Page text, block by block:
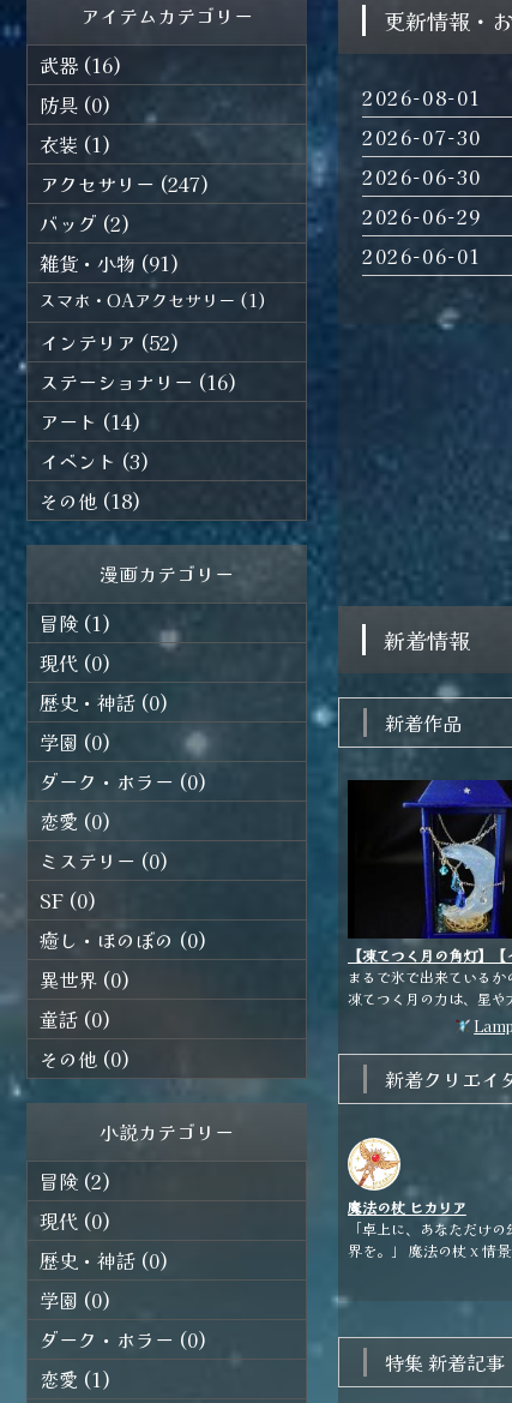
更新情報・
2026-08-01
2026-07-30
2026-06-30
2026-06-29
2026-06-01
新着情報
新着作品
【凍てつく月の角灯】【
リア】
まるで氷で出来ているか
凍てつく月の力は、星や
も凍らせる。 やがては
全て、氷雪で閉ざしてし
ろう... しかし、恐るべき存在で
あるが故に非常に美しく
る。 祭壇の様なランタンに、星
う。 何者かがこの鎖を切
まったら、この世界の終
新着クリエイ
魔法の杖 ヒカリア
「卓上に、あなただけの
界を。」 魔法の杖 x 情景スタン
生まれる作品を制作して
るようなワクワクをお届
ます。 ◆魔法の杖（16.5cm、
特集 新着記事
アイテムカテゴリー
武器 (16)
防具 (0)
衣装 (1)
アクセサリー (247)
バッグ (2)
雑貨・小物 (91)
スマホ・OAアクセサリー (1)
インテリア (52)
ステーショナリー (16)
アート (14)
イベント (3)
その他 (18)
漫画カテゴリー
冒険 (1)
現代 (0)
歴史・神話 (0)
学園 (0)
ダーク・ホラー (0)
恋愛 (0)
ミステリー (0)
SF (0)
癒し・ほのぼの (0)
異世界 (0)
童話 (0)
その他 (0)
小説カテゴリー
冒険 (2)
現代 (0)
歴史・神話 (0)
学園 (0)
ダーク・ホラー (0)
恋愛 (1)